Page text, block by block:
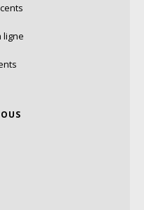
ligne